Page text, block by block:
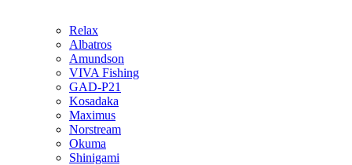
Relax
Albatros
Amundson
VIVA Fishing
GAD-P21
Kosadaka
Maximus
Norstream
Okuma
Shinigami